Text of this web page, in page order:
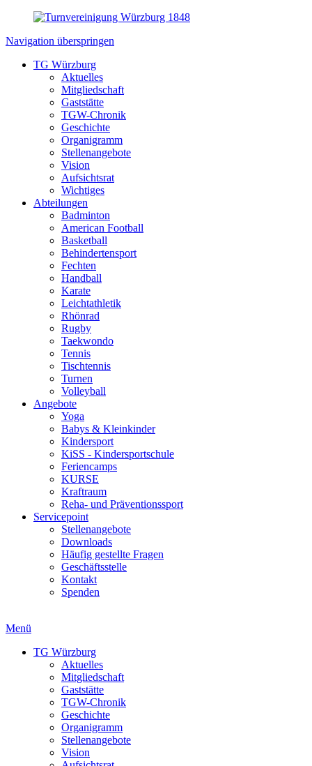
Navigation überspringen
TG Würzburg
Aktuelles
Mitgliedschaft
Gaststätte
TGW-Chronik
Geschichte
Organigramm
Stellenangebote
Vision
Aufsichtsrat
Wichtiges
Abteilungen
Badminton
American Football
Basketball
Behindertensport
Fechten
Handball
Karate
Leichtathletik
Rhönrad
Rugby
Taekwondo
Tennis
Tischtennis
Turnen
Volleyball
Angebote
Yoga
Babys & Kleinkinder
Kindersport
KiSS - Kindersportschule
Feriencamps
KURSE
Kraftraum
Reha- und Präventionssport
Servicepoint
Stellenangebote
Downloads
Häufig gestellte Fragen
Geschäftsstelle
Kontakt
Spenden
Menü
TG Würzburg
Aktuelles
Mitgliedschaft
Gaststätte
TGW-Chronik
Geschichte
Organigramm
Stellenangebote
Vision